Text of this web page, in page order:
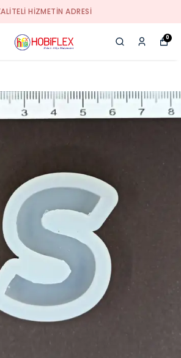
HİZMETİN ADRESİ
0